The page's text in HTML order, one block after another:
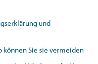
und
können Sie sie vermeiden